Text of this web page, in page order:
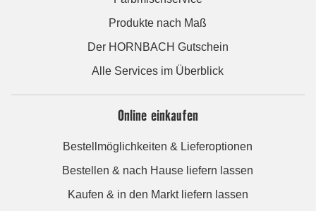
Produkte nach Maß
Der HORNBACH Gutschein
Alle Services im Überblick
Online einkaufen
Bestellmöglichkeiten & Lieferoptionen
Bestellen & nach Hause liefern lassen
Kaufen & in den Markt liefern lassen